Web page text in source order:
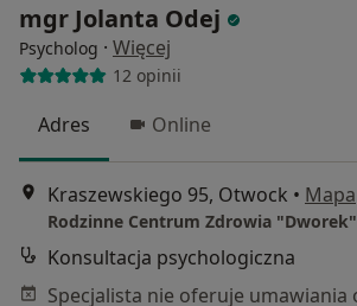
mgr Jolanta Odej
Psycholog · Więcej
12 opinii
Adres Online
Kraszewskiego 95, Otwock • Mapa
Rodzinne Centrum Zdrowia "Dworek"
Konsultacja psychologiczna